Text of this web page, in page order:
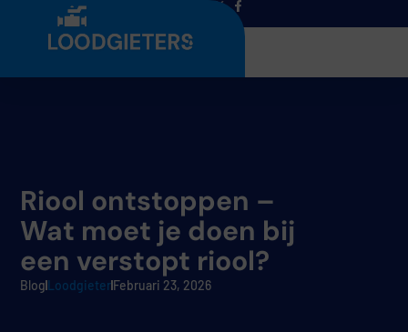
Menu
Riool ontstoppen –
Wat moet je doen bij
een verstopt riool?
BlogLoodgieterFebruari 23, 2026